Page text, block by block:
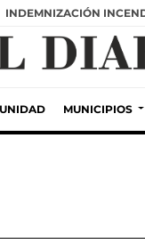
INDEMNIZACIÓN
MUNICIPIOS